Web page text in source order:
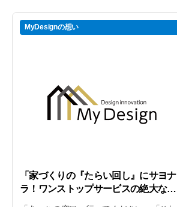
MyDesignの想い
「家づくりの『たらい回し』にサヨナ
ラ！ワンストップサービスの絶大なメ